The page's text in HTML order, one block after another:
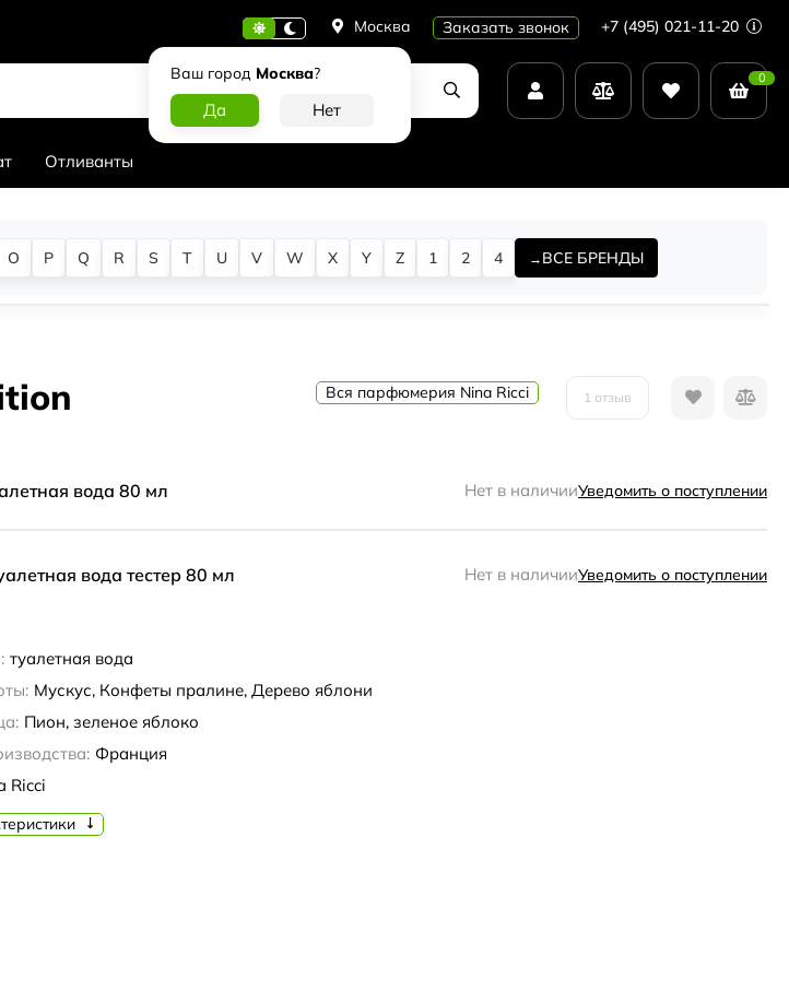
Москва
Ваш город Москва?
Заказать звонок +7 (495) 021-11-20
0
Отливанты
O P Q R S T U V W X Y Z 1 2 4 ВСЕ БРЕНДЫ
Вся парфюмерия Nina Ricci 1 отзыв
вода 80 мл Нет в наличииУведомить о поступлении
вода тестер 80 мл Нет в наличииУведомить о поступлении
туалетная вода
Мускус, Конфеты пралине, Дерево яблони
Пион, зеленое яблоко
Франция
Ricci